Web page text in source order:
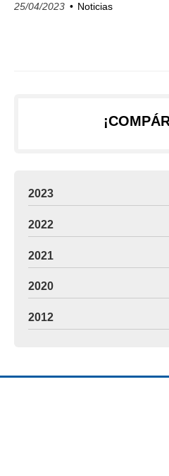
25/04/2023 Noticias
2023
2022
2021
2020
2012